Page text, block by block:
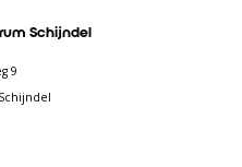
Schijndel
9